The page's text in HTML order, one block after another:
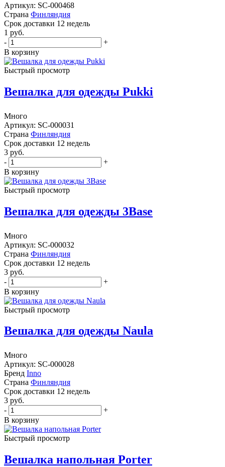
Артикул: SC-000468
Страна Финляндия
Cрок доставки 12 недель
1 руб.
-
+
В корзину
Быстрый просмотр
Вешалка для одежды Pukki
Много
Артикул: SC-000031
Страна Финляндия
Cрок доставки 12 недель
3 руб.
-
+
В корзину
Быстрый просмотр
Вешалка для одежды 3Base
Много
Артикул: SC-000032
Страна Финляндия
Cрок доставки 12 недель
3 руб.
-
+
В корзину
Быстрый просмотр
Вешалка для одежды Naula
Много
Артикул: SC-000028
Бренд Inno
Страна Финляндия
Cрок доставки 12 недель
3 руб.
-
+
В корзину
Быстрый просмотр
Вешалка напольная Porter